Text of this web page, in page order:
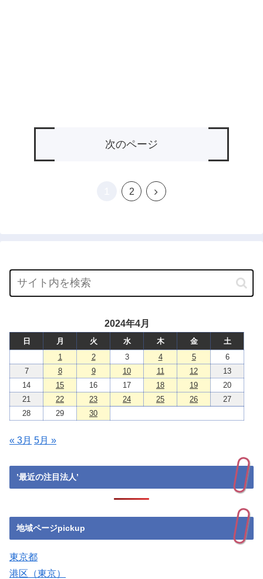
次のページ
2
次
2024年4月
日 月 火 水 木 金
土
1
2 3 4 5
6
7
8 9 10 11 12
13
14
15 16 17 18 19
20
21
22 23 24 25 26
27
28
29 30
« 3月 5月 »
’最近の注目法人’
地域ページpickup
東京都
港区（東京）